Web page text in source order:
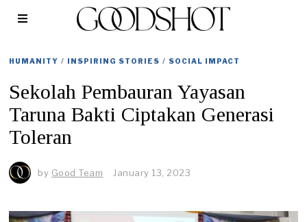
HUMANITY / INSPIRING STORIES / SOCIAL IMPACT
Sekolah Pembauran Yayasan
Taruna Bakti Ciptakan Generasi
Toleran
by Good Team January 13, 2023